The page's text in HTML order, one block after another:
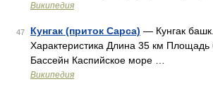
Википедия
47 Кунгак (приток Сарса) — Кунгак
Характеристика Длина 35 км Площадь
Бассейн Каспийское море …
Википедия